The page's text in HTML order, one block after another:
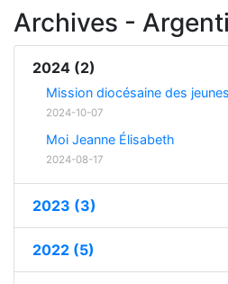
Archives -
2024 (2)
Mission diocésaine des jeunes
2024-10-07
Moi Jeanne Élisabeth
2024-08-17
2023 (3)
2022 (5)